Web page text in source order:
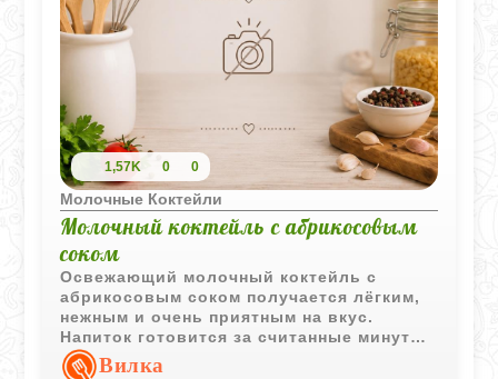
1,57K 0 0
Молочные Коктейли
Молочный коктейль с абрикосовым
соком
Освежающий молочный коктейль с
абрикосовым соком получается лёгким,
нежным и очень приятным на вкус.
Напиток готовится за считанные минуты
и отлично подходит для жаркого дня.
Вилка